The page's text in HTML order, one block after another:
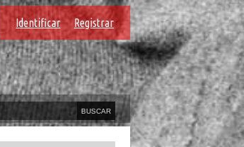
Identificar Registrar